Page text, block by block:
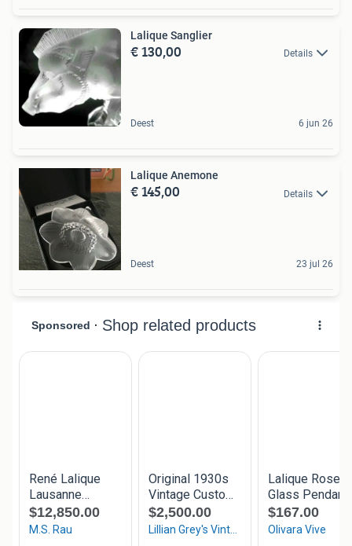
Lalique Sanglier
€ 130,00 Details
Deest 6 jun 26
Lalique Anemone
€ 145,00 Details
Deest 23 jul 26